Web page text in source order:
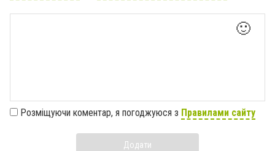
🙂
Розміщуючи коментар, я погоджуюся з Правилами сайту
Додати